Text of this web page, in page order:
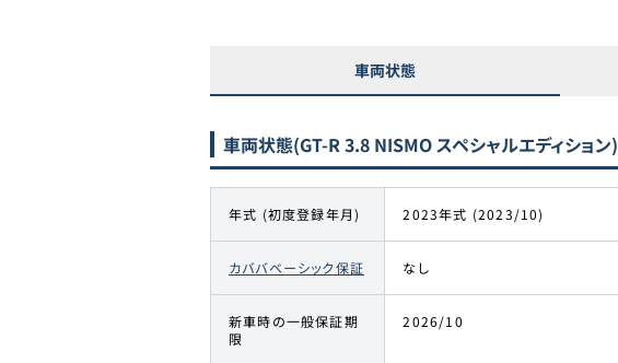
車両状態
車両状態(GT-R 3.8 NISMO スペシャルエディション)
年式 (初度登録年月) 2023年式 (2023/10)
カババベーシック保証 なし
新車時の一般保証期
限
2026/10